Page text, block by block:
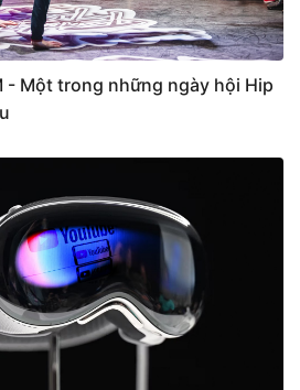
- Một trong những ngày hội Hip